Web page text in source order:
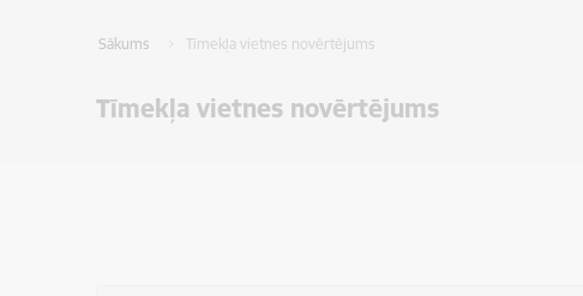
Sākums Tīmekļa vietnes novērtējums
Tīmekļa vietnes novērtējums